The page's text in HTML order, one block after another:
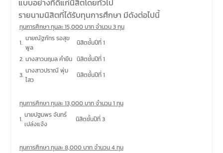
แบบอย่างที่ดีแก่นิสิตโดยทั่วไป
รายนามนิสิตที่ได้รับทุนการศึกษา มีดังต่อไปนี้
ทุนการศึกษา ทุนละ 15,000 บาท จำนวน 3 ทุน
1. นายณัฐภัทร รอสุข
พูล
นิสิตชั้นปีที่ 1
2. นางสาวนฤมล คำยืน นิสิตชั้นปีที่ 1
3. นางสาวปราณี พุ่ม
ไสว
นิสิตชั้นปีที่ 1
ทุนการศึกษา ทุนละ 13,000 บาท จำนวน 1 ทุน
1. นายปฐมพร จันทร์
เปล่งแจ้ง
นิสิตชั้นปีที่ 3
ทุนการศึกษา ทุนละ 8,000 บาท จำนวน 4 ทุน